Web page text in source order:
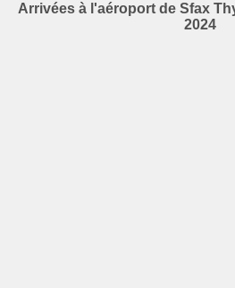
Arrivées à l'aéroport de Sfax
2024